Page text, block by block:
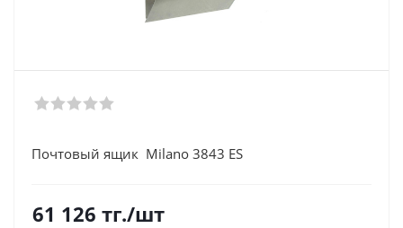
Почтовый ящик Milano 3843 ES
61 126 тг./шт